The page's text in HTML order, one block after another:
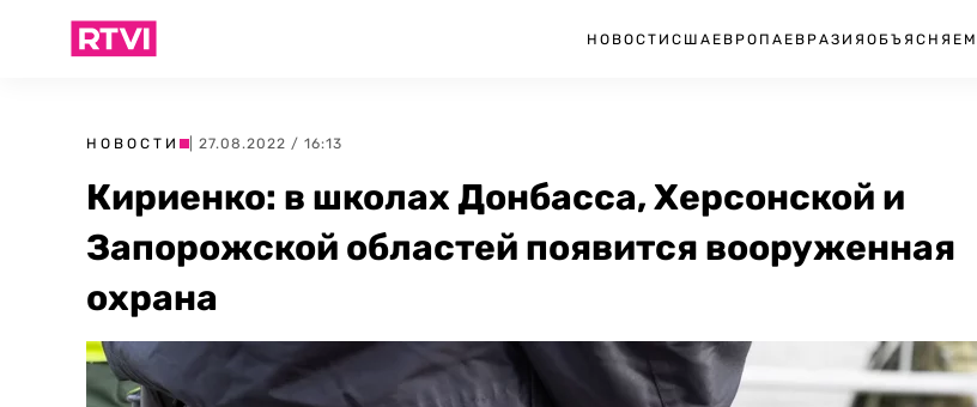
НОВОСТИ США ЕВРОПА ЕВРАЗИЯ ОБЪЯСНЯЕМ
НОВОСТИ | 27.08.2022 / 16:13
Кириенко: в школах Донбасса, Херсонской и
Запорожской областей появится вооруженная
охрана